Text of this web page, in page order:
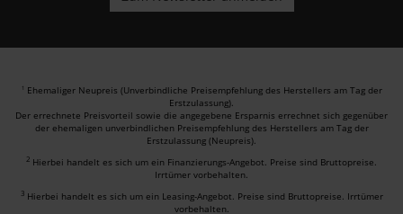
1 Ehemaliger Neupreis (Unverbindliche Preisempfehlung des Herstellers am Tag der
Erstzulassung).
Der errechnete Preisvorteil sowie die angegebene Ersparnis errechnet sich gegenüber
der ehemaligen unverbindlichen Preisempfehlung des Herstellers am Tag der
Erstzulassung (Neupreis).
2 Hierbei handelt es sich um ein Finanzierungs-Angebot. Preise sind Bruttopreise.
Irrtümer vorbehalten.
3 Hierbei handelt es sich um ein Leasing-Angebot. Preise sind Bruttopreise. Irrtümer
vorbehalten.